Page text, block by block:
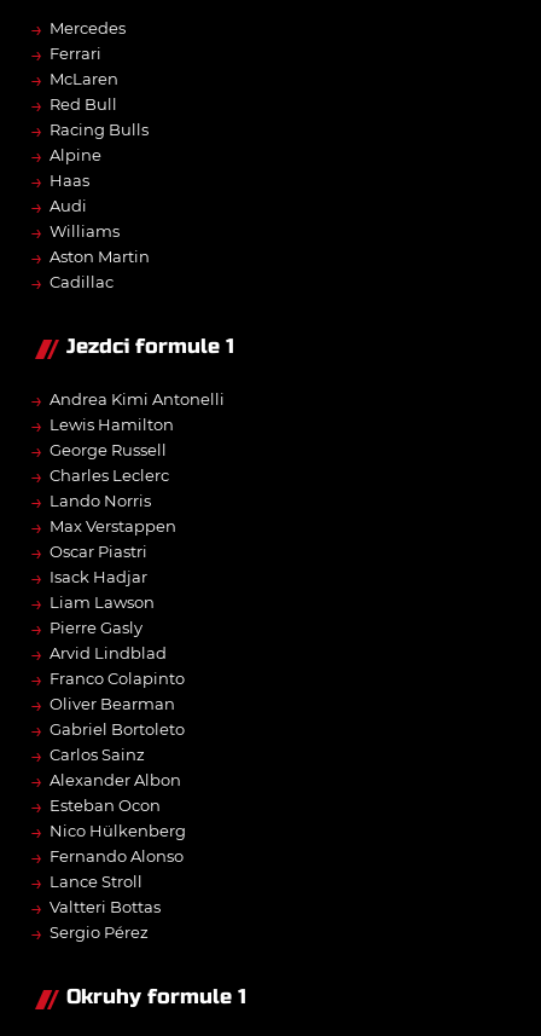
→ Mercedes
→ Ferrari
→ McLaren
→ Red Bull
→ Racing Bulls
→ Alpine
→ Haas
→ Audi
→ Williams
→ Aston Martin
→ Cadillac
Jezdci formule 1
→ Andrea Kimi Antonelli
→ Lewis Hamilton
→ George Russell
→ Charles Leclerc
→ Lando Norris
→ Max Verstappen
→ Oscar Piastri
→ Isack Hadjar
→ Liam Lawson
→ Pierre Gasly
→ Arvid Lindblad
→ Franco Colapinto
→ Oliver Bearman
→ Gabriel Bortoleto
→ Carlos Sainz
→ Alexander Albon
→ Esteban Ocon
→ Nico Hülkenberg
→ Fernando Alonso
→ Lance Stroll
→ Valtteri Bottas
→ Sergio Pérez
Okruhy formule 1